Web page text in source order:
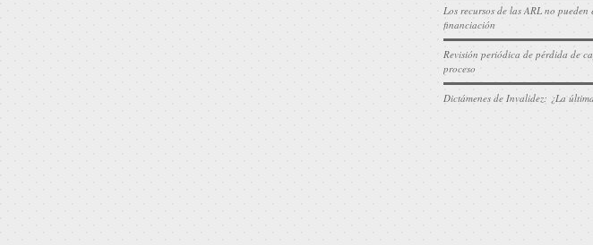
Los recursos de las ARL no
financiación
Revisión periódica de pérdida de
proceso
Dictámenes de Invalidez: ¿La